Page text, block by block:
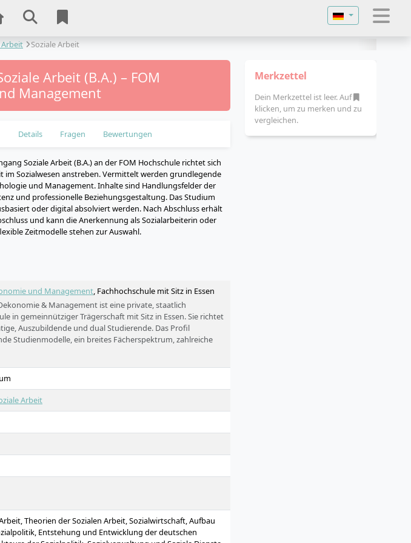
Sprache
Arbeit Soziale Arbeit
Arbeit (B.A.) – FOM
Management
Details Fragen Bewertungen
Soziale Arbeit (B.A.) an der FOM Hochschule richtet sich
im Sozialwesen anstreben. Vermittelt werden grundlegende
und Management. Inhalte sind Handlungsfelder der
und professionelle Beziehungsgestaltung. Das Studium
oder digital absolviert werden. Nach Abschluss erhält
und kann die Anerkennung als Sozialarbeiterin oder
Zeitmodelle stehen zur Auswahl.
und Management, Fachhochschule mit Sitz in Essen
& Management ist eine private, staatlich
in gemeinnütziger Trägerschaft mit Sitz in Essen. Sie richtet
Auszubildende und dual Studierende. Das Profil
Studienmodelle, ein breites Fächerspektrum, zahlreiche
Live-Studium.
Arbeit
Theorien der Sozialen Arbeit, Sozialwirtschaft, Aufbau
Entstehung und Entwicklung der deutschen
Merkzettel
Dein Merkzettel ist leer. Auf
klicken, um zu merken und zu
vergleichen.